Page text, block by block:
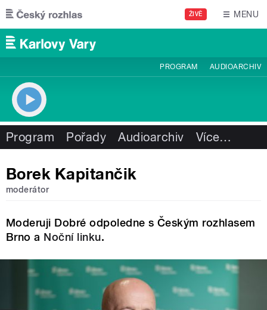
Přejít k hlavnímu obsahu
ŽIVĚ MENU
PROGRAM AUDIOARCHIV
Program Pořady Audioarchiv Více…
Borek Kapitančik
moderátor
Moderuji Dobré odpoledne s Českým rozhlasem
Brno a Noční linku.